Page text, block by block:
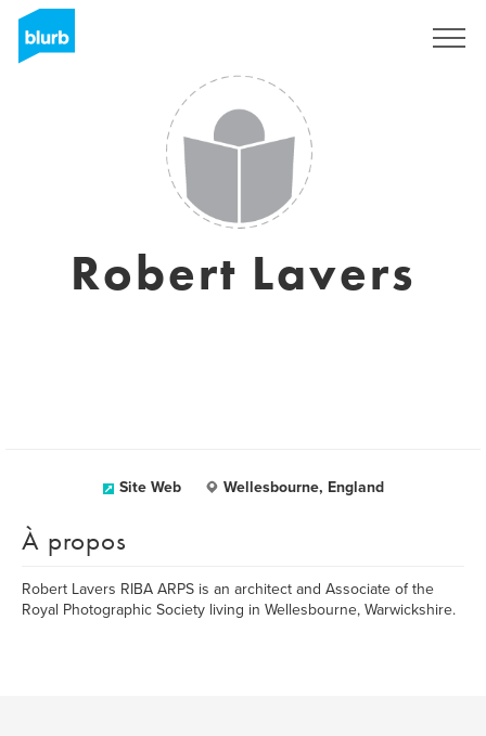
Robert Lavers
Site Web Wellesbourne, England
À propos
Robert Lavers RIBA ARPS is an architect and Associate of the
Royal Photographic Society living in Wellesbourne, Warwickshire.